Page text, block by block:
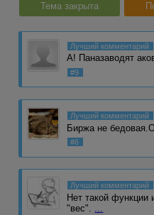
Тема закрыта
Лучший комментарий
А! Паназаводят
#9
Лучший комментарий
Биржа не
#6
Лучший комментарий
Нет такой функции
"вес". ...